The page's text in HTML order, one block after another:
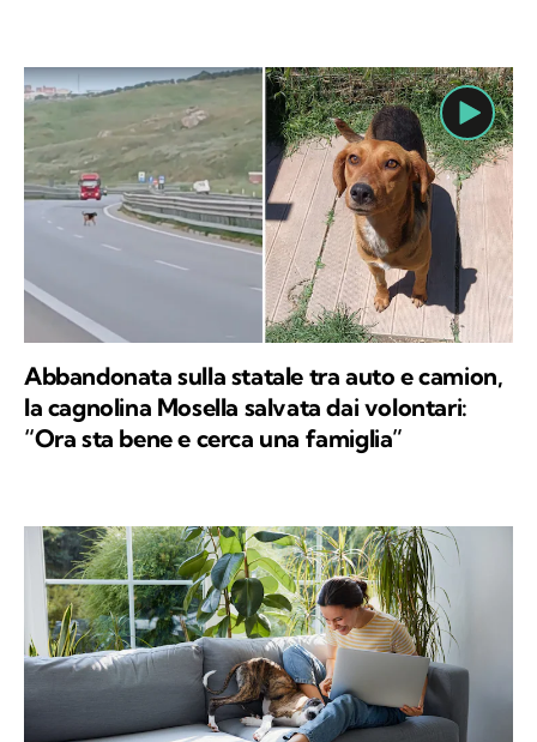
Abbandonata sulla statale tra auto e camion,
la cagnolina Mosella salvata dai volontari:
“Ora sta bene e cerca una famiglia”